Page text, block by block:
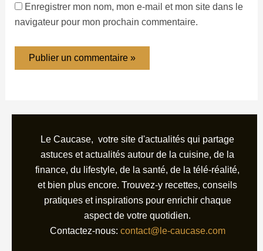
Enregistrer mon nom, mon e-mail et mon site dans le
navigateur pour mon prochain commentaire.
Le Caucase, votre site d'actualités qui partage
astuces et actualités autour de la cuisine, de la
finance, du lifestyle, de la santé, de la télé-réalité,
et bien plus encore. Trouvez-y recettes, conseils
pratiques et inspirations pour enrichir chaque
aspect de votre quotidien.
Contactez-nous: contact@le-caucase.com